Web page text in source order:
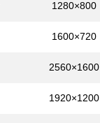
1280×800
1600×720
2560×1600
1920×1200